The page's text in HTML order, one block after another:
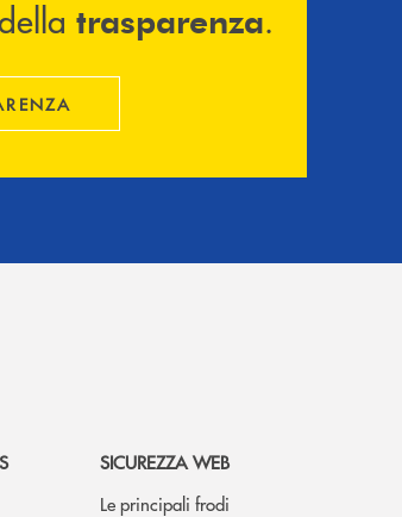
trasparenza.
SICUREZZA WEB
Le principali frodi